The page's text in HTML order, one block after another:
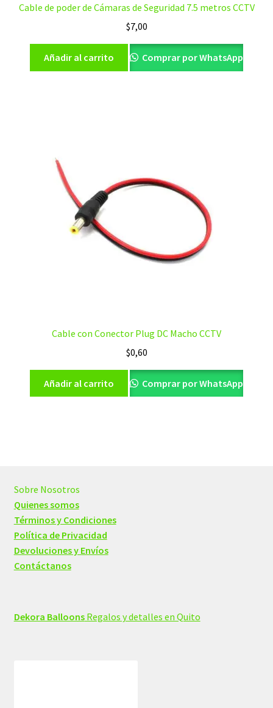
Cable de poder de Cámaras de Seguridad 7.5 metros CCTV
$7,00
Añadir al carrito Comprar por WhatsApp
Cable con Conector Plug DC Macho CCTV
$0,60
Añadir al carrito Comprar por WhatsApp
Sobre Nosotros
Quienes somos
Términos y Condiciones
Política de Privacidad
Devoluciones y Envíos
Contáctanos
Dekora BalloonsRegalos y detalles en Quito